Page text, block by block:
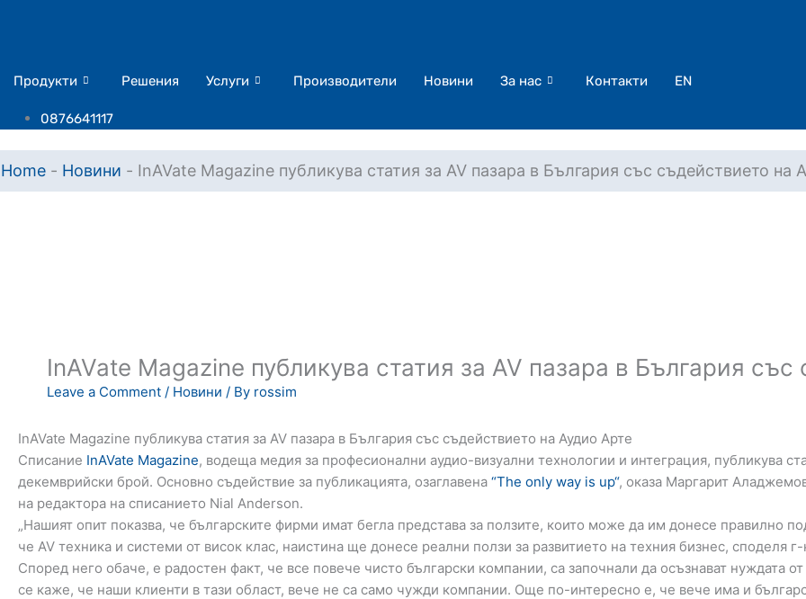
Продукти Решения Услуги Производители Новини За нас Контакти EN
0876641117
Home - Новини - InAVate Magazine публикува статия за AV пазара в България със съдействието на
InAVate Magazine публикува статия за AV пазара в България
Leave a Comment / Новини / By rossim
InAVate Magazine публикува статия за AV пазара в България със съдействието на Аудио Арте
Списание InAVate Magazine, водеща медия за професионални аудио-визуални технологии и интеграция, публикува
декемврийски брой. Основно съдействие за публикацията, озаглавена “The only way is up“, оказа Маргарит
на редактора на списанието Nial Anderson.
„Нашият опит показва, че българските фирми имат бегла представа за ползите, които може да им донесе правилно
че AV техника и системи от висок клас, наистина ще донесе реални ползи за развитието на техния бизнес, споделя
Според него обаче, е радостен факт, че все повече чисто български компании, са започнали да осъзнават нуждата
се каже, че наши клиенти в тази област, вече не са само чужди компании. Още по-интересно е, че вече има и